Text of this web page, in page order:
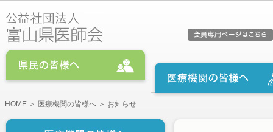
HOME ＞ 医療機関の皆様へ ＞ お知らせ